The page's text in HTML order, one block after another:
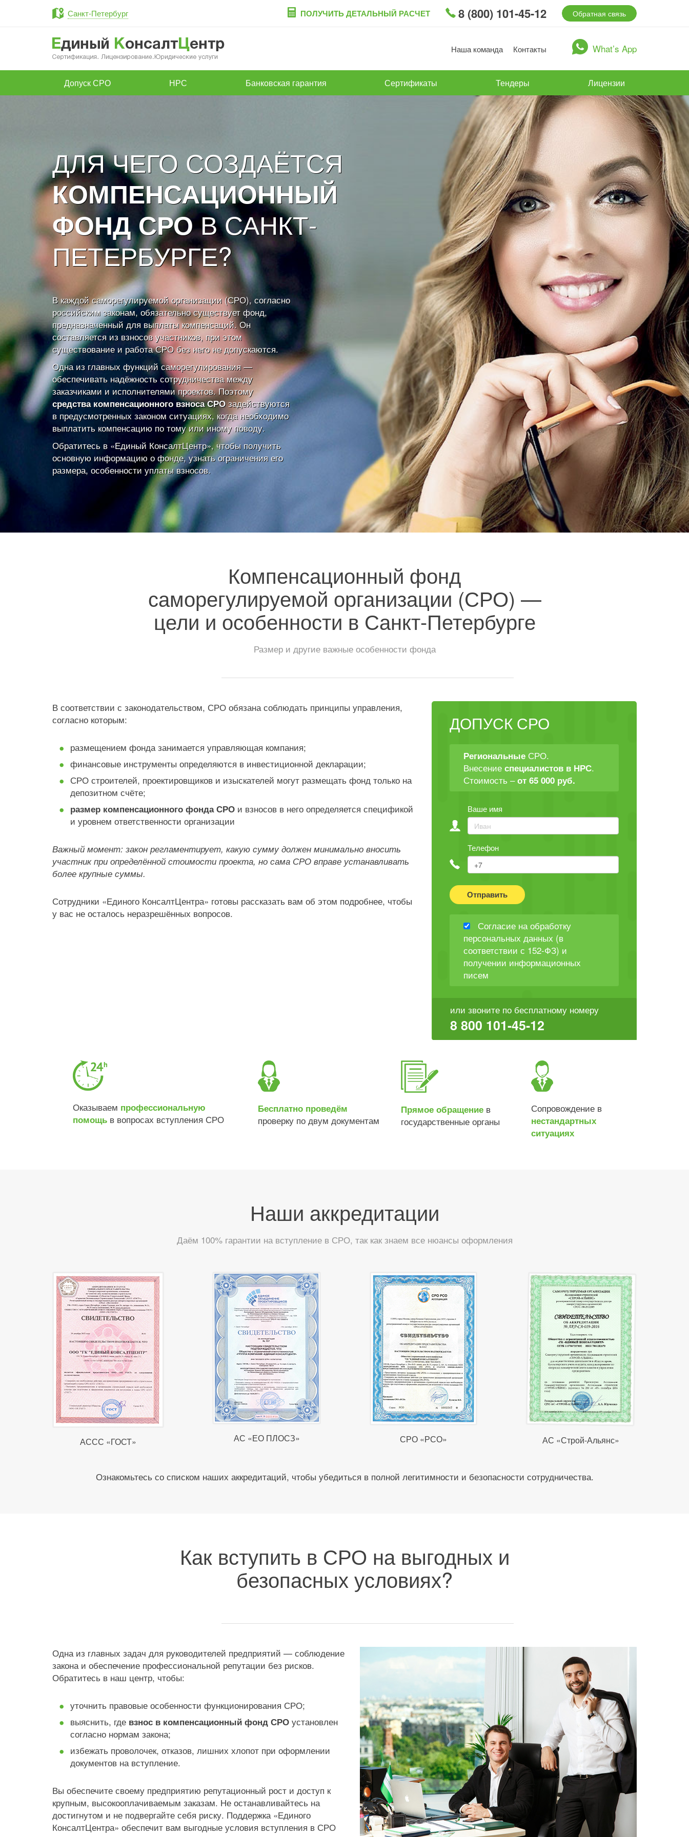
Санкт-Петербург ПОЛУЧИТЬ ДЕТАЛЬНЫЙ РАСЧЕТ 8 (800) 101-45-12 Обратная связь
Наша команда Контакты What’s App
Допуск СРО НРС Банковская гарантия Сертификаты Тендеры Лицензии
ДЛЯ ЧЕГО СОЗДАЁТСЯ
КОМПЕНСАЦИОННЫЙ
ФОНД СРОВ САНКТ-
ПЕТЕРБУРГЕ?
В каждой саморегулируемой организации (СРО), согласно
российским законам, обязательно существует фонд,
предназначенный для выплаты компенсаций. Он
составляется из взносов участников, при этом
существование и работа СРО без него не допускаются.
Одна из главных функций саморегулирования —
обеспечивать надёжность сотрудничества между
заказчиками и исполнителями проектов. Поэтому
средства компенсационного взноса СРОзадействуются
в предусмотренных законом ситуациях, когда необходимо
выплатить компенсацию по тому или иному поводу.
Обратитесь в «Единый КонсалтЦентр», чтобы получить
основную информацию о фонде, узнать ограничения его
размера, особенности уплаты взносов.
Компенсационный фонд
саморегулируемой организации (СРО) —
цели и особенности в Санкт-Петербурге
Размер и другие важные особенности фонда
В соответствии с законодательством, СРО обязана соблюдать принципы управления,
согласно которым:
размещением фонда занимается управляющая компания;
финансовые инструменты определяются в инвестиционной декларации;
СРО строителей, проектировщиков и изыскателей могут размещать фонд только на
депозитном счёте;
размер компенсационного фонда СРО и взносов в него определяется спецификой
и уровнем ответственности организации
Важный момент: закон регламентирует, какую сумму должен минимально вносить
участник при определённой стоимости проекта, но сама СРО вправе устанавливать
более крупные суммы.
Сотрудники «Единого КонсалтЦентра» готовы рассказать вам об этом подробнее, чтобы
у вас не осталось неразрешённых вопросов.
ДОПУСК СРО
Региональные СРО.
Внесение специалистов в НРС.
Стоимость –от 65 000 руб.
Ваше имя
Телефон
Отправить
Согласие на обработку
персональных данных (в
соответствии с 152-ФЗ) и
получении информационных
писем
или звоните по бесплатному номеру
8 800 101-45-12
Оказываем профессиональную
помощь в вопросах вступления СРО
Бесплатно проведём
проверку по двум документам
Прямое обращение в
государственные органы
Сопровождение в
нестандартных
ситуациях
Наши аккредитации
Даём 100% гарантии на вступление в СРО, так как знаем все нюансы оформления
АССС «ГОСТ» АС «ЕО ПЛОСЗ» СРО «РСО» АС «Строй-Альянс»
Ознакомьтесь со списком наших аккредитаций, чтобы убедиться в полной легитимности и безопасности сотрудничества.
Как вступить в СРО на выгодных и
безопасных условиях?
Одна из главных задач для руководителей предприятий — соблюдение
закона и обеспечение профессиональной репутации без рисков.
Обратитесь в наш центр, чтобы:
уточнить правовые особенности функционирования СРО;
выяснить, где взнос в компенсационный фонд СРО установлен
согласно нормам закона;
избежать проволочек, отказов, лишних хлопот при оформлении
документов на вступление.
Вы обеспечите своему предприятию репутационный рост и доступ к
крупным, высокооплачиваемым заказам. Не останавливайтесь на
достигнутом и не подвергайте себя риску. Поддержка «Единого
КонсалтЦентра» обеспечит вам выгодные условия вступления в СРО